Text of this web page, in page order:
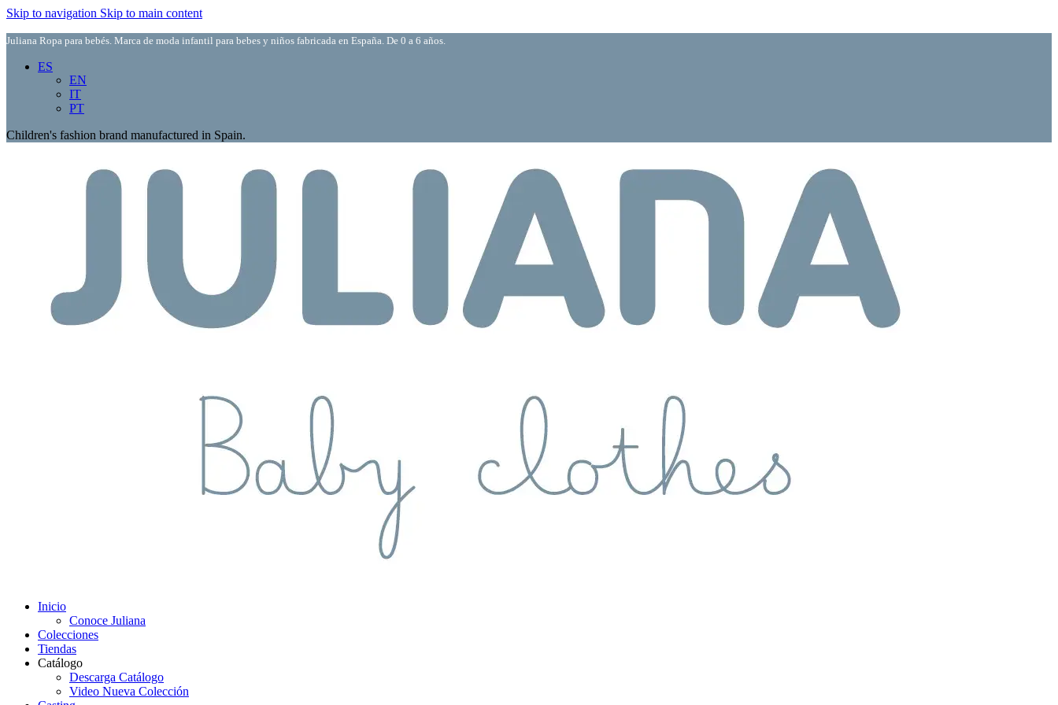
Skip to navigation Skip to main content
Juliana Ropa para bebés. Marca de moda infantil para bebes y niños fabricada en España. De 0 a 6 años.
ES
EN
IT
PT
Children's fashion brand manufactured in Spain.
Inicio
Conoce Juliana
Colecciones
Tiendas
Catálogo
Descarga Catálogo
Video Nueva Colección